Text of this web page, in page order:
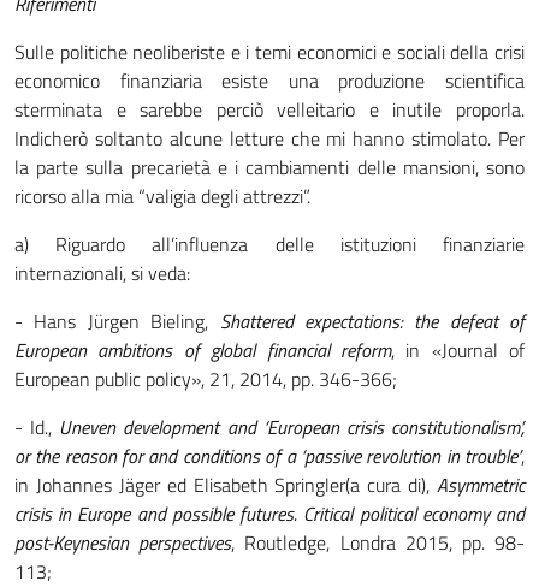
Sulle politiche neoliberiste e i temi economici e sociali della crisi
economico finanziaria esiste una produzione scientifica
sterminata e sarebbe perciò velleitario e inutile proporla.
Indicherò soltanto alcune letture che mi hanno stimolato. Per
la parte sulla precarietà e i cambiamenti delle mansioni, sono
ricorso alla mia “valigia degli attrezzi”.
a) Riguardo all’influenza delle istituzioni finanziarie
internazionali, si veda:
- Hans Jürgen Bieling, Shattered expectations: the defeat of
European ambitions of global financial reform, in «Journal of
European public policy», 21, 2014, pp. 346-366;
- Id., Uneven development and ‘European crisis constitutionalism’,
or the reason for and conditions of a ‘passive revolution in trouble’,
in Johannes Jäger ed Elisabeth Springler(a cura di), Asymmetric
crisisin Europeand possible futures. Critical political economy and
post-Keynesian perspectives, Routledge, Londra 2015, pp. 98-
113;